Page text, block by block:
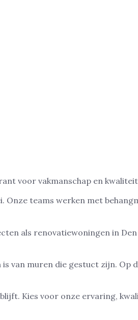
voor vakmanschap en
Onze teams werken met
als renovatiewoningen in Den
van muren die gestuct zijn. Op
Kies voor onze ervaring,